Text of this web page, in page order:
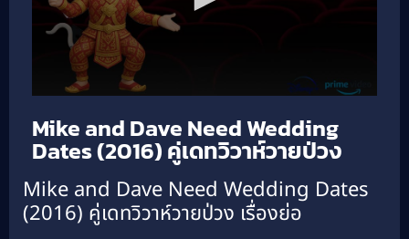
Mike and Dave Need Wedding
Dates (2016) คู่เดทวิวาห์วายป่วง
Mike and Dave Need Wedding Dates
(2016) คู่เดทวิวาห์วายป่วง เรื่องย่อ